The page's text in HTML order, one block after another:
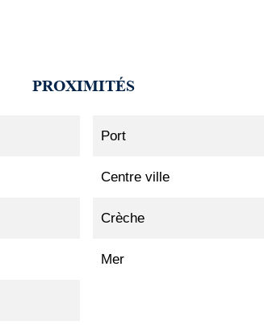
PROXIMITÉS
Port
Centre ville
Crèche
Mer